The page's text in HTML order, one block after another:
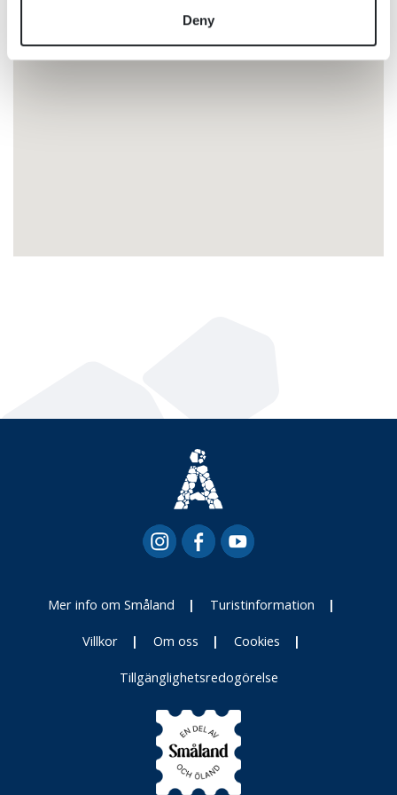
provided to them or that they’ve collected from your use
Deny
Mer info om Småland Turistinformation
Villkor Om oss Cookies
Tillgänglighetsredogörelse